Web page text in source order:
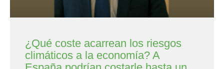
¿Qué coste acarrean los riesgos
climáticos a la economía? A